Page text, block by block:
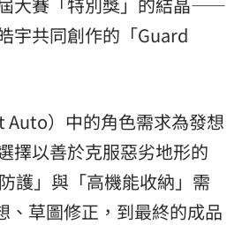
宇共同創作的「Guard
Auto）中的角色需求為發想
擇以善於克服惡劣地形的
護」與「高機能收納」需
、草圖修正，到最終的成品